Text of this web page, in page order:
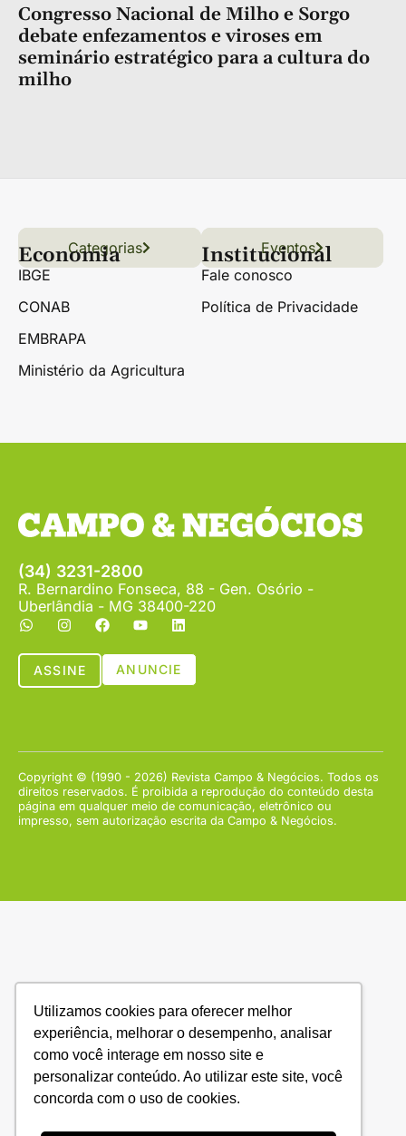
Utilizamos cookies para oferecer melhor
experiência, melhorar o desempenho, analisar
como você interage em nosso site e
personalizar conteúdo. Ao utilizar este site, você
concorda com o uso de cookies.
Congresso Nacional de Milho e Sorgo
debate enfezamentos e viroses em
seminário estratégico para a cultura do
milho
Links úteis
Conteúdo Grãos
Florestas Hortifrúti
Categorias Eventos
Economia
IBGE
CONAB
EMBRAPA
Ministério da Agricultura
Institucional
Fale conosco
Política de Privacidade
(34) 3231-2800
R. Bernardino Fonseca, 88 - Gen. Osório -
Uberlândia - MG 38400-220
ASSINE ANUNCIE
Copyright © (1990 - 2026) Revista Campo & Negócios. Todos os
direitos reservados. É proibida a reprodução do conteúdo desta
página em qualquer meio de comunicação, eletrônico ou
impresso, sem autorização escrita da Campo & Negócios.